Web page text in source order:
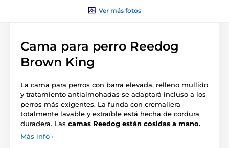
Ver más fotos
Cama para perro Reedog
Brown King
La cama para perros con barra elevada, relleno mullido
y tratamiento antialmohadas se adaptará incluso a los
perros más exigentes. La funda con cremallera
totalmente lavable y extraíble está hecha de cordura
duradera. Las camas Reedog están cosidas a mano.
Más info ›